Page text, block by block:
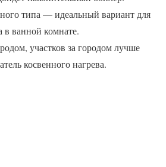
типа — идеальный вариант для
ванной комнате.
участков за городом лучше
косвенного нагрева.